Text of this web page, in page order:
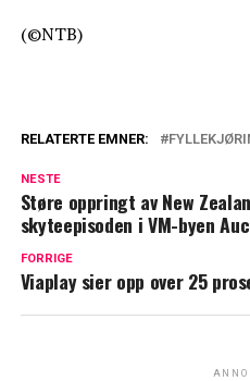
(©NTB)
RELATERTE EMNER:
NESTE
Støre oppringt av New
skyteepisoden i VM-byen
FORRIGE
Viaplay sier opp over 25